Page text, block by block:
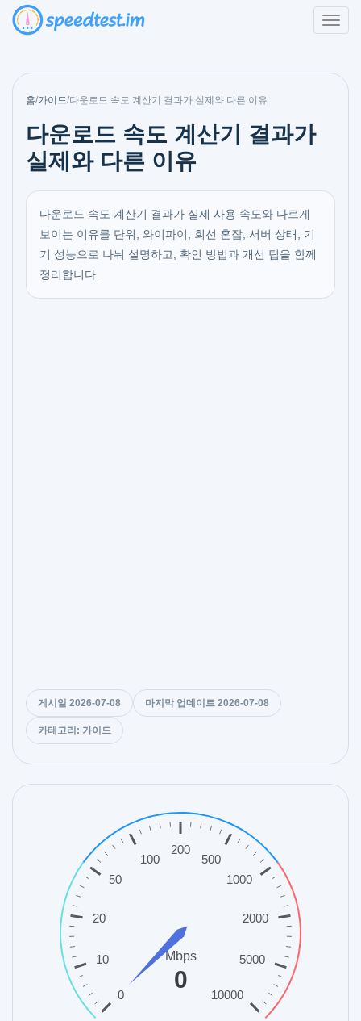
홈/가이드/다운로드 속도 계산기 결과가 실제와 다른 이유
다운로드 속도 계산기 결과가
실제와 다른 이유
다운로드 속도 계산기 결과가 실제 사용 속도와 다르게
보이는 이유를 단위, 와이파이, 회선 혼잡, 서버 상태, 기
기 성능으로 나눠 설명하고, 확인 방법과 개선 팁을 함께
정리합니다.
게시일 2026-07-08 마지막 업데이트 2026-07-08
카테고리: 가이드